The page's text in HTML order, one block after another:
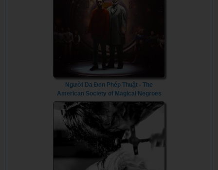
Người Da Đen Phép Thuật - The
American Society of Magical Negroes
(2024) - Vietsub